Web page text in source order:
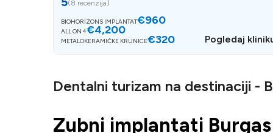
(8 recenzija)
BIOHORIZONS IMPLANTAT€960
ALL ON 4€4,200
METALOKERAMIČKE KRUNICE€320 Pogledaj
Dentalni turizam na destinaciji -
Zubni implantati Burgas